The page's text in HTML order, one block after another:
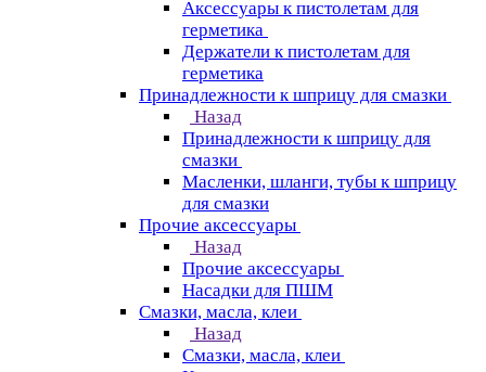
Аксессуары к пистолетам для
герметика
Держатели к пистолетам для
герметика
Принадлежности к шприцу для смазки
Назад
Принадлежности к шприцу для
смазки
Масленки, шланги, тубы к шприцу
для смазки
Прочие аксессуары
Назад
Прочие аксессуары
Насадки для ПШМ
Смазки, масла, клеи
Назад
Смазки, масла, клеи